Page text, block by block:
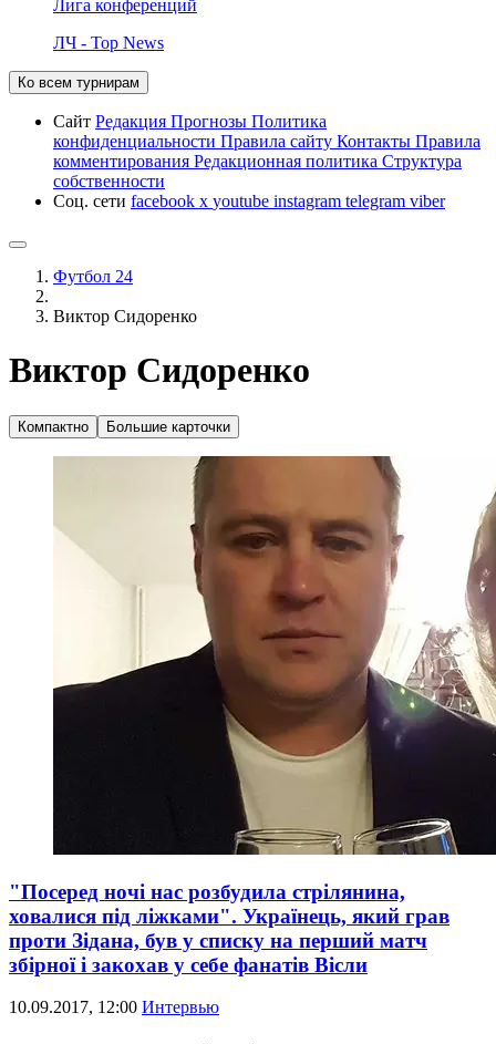
Лига конференций
ЛЧ - Top News
Ко всем турнирам
Сайт Редакция Прогнозы Политика
конфиденциальности Правила сайту Контакты Правила
комментирования Редакционная политика Структура
собственности
Соц. сети facebook x youtube instagram telegram viber
Футбол 24
Виктор Сидоренко
Виктор Сидоренко
Компактно Большие карточки
"Посеред ночі нас розбудила стрілянина,
ховалися під ліжками". Українець, який грав
проти Зідана, був у списку на перший матч
збірної і закохав у себе фанатів Вісли
10.09.2017, 12:00 Интервью